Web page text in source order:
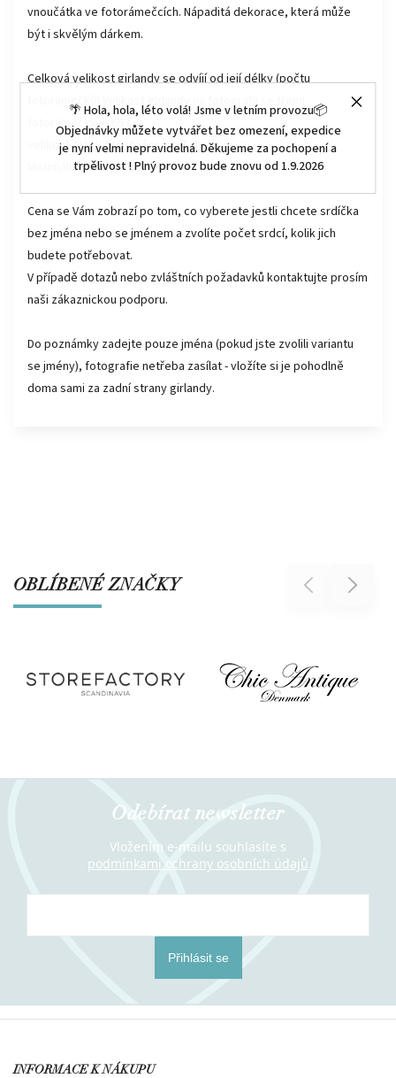
🌴 Hola, hola, léto volá! Jsme v letním provozu📦
Objednávky můžete vytvářet bez omezení, expedice
je nyní velmi nepravidelná. Děkujeme za pochopení a
trpělivost ! Plný provoz bude znovu od 1.9.2026
vnoučátka ve fotorámečcích. Nápaditá dekorace, která může
být i skvělým dárkem.
Celková velikost girlandy se odvíjí od její délky (počtu
fotorámečků) Velikost girlandy na fotografii se třemi
fotorámečky je 65 cm
velikost fotek pro vložení: 7x7 cm
Maximální počet jmen: 1 - 10
Cena se Vám zobrazí po tom, co vyberete jestli chcete srdíčka
bez jména nebo se jménem a zvolíte počet srdcí, kolik jich
budete potřebovat.
V případě dotazů nebo zvláštních požadavků kontaktujte prosím
naši zákaznickou podporu.
Do poznámky zadejte pouze jména (pokud jste zvolili variantu
se jmény), fotografie netřeba zasílat - vložíte si je pohodlně
doma sami za zadní strany girlandy.
OBLÍBENÉ ZNAČKY Previous Next
Odebírat newsletter
Vložením e-mailu souhlasíte s
podmínkami ochrany osobních údajů
Přihlásit se
INFORMACE K NÁKUPU